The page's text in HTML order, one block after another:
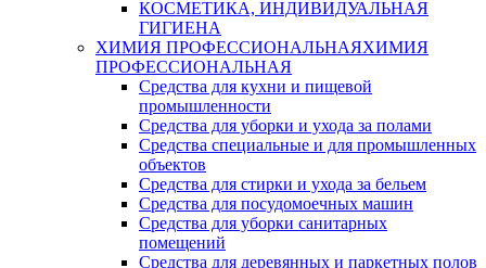
КОСМЕТИКА, ИНДИВИДУАЛЬНАЯ
ГИГИЕНА
ХИМИЯ ПРОФЕССИОНАЛЬНАЯХИМИЯ
ПРОФЕССИОНАЛЬНАЯ
Средства для кухни и пищевой
промышленности
Средства для уборки и ухода за полами
Средства специальные и для промышленных
объектов
Средства для стирки и ухода за бельем
Средства для посудомоечных машин
Средства для уборки санитарных
помещений
Средства для деревянных и паркетных полов